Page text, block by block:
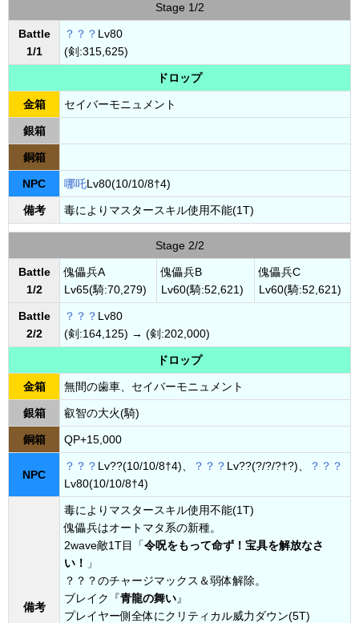
Stage 1/2
Battle
1/1
？？？ Lv80
(剣:315,625)
ドロップ
金箱 セイバーモニュメント
銀箱
銅箱
NPC 哪吒Lv80(10/10/8†4)
備考 毒によりマスタースキル使用不能(1T)
Stage 2/2
Battle
1/2
傀儡兵A
Lv65(騎:70,279)
傀儡兵B
Lv60(騎:52,621)
傀儡兵C
Lv60(騎:52,621)
Battle
2/2
？？？ Lv80
(剣:164,125) → (剣:202,000)
ドロップ
金箱 無間の歯車、セイバーモニュメント
銀箱 叡智の大火(騎)
銅箱 QP+15,000
NPC
？？？ Lv??(10/10/8†4)、 ？？？ Lv??(?/?/?†?)、
？？？
Lv80(10/10/8†4)
備考
毒によりマスタースキル使用不能(1T)
傀儡兵はオートマタ系の新種。
2wave敵1T目「令呪をもって命ず！宝具を解放なさ
い！
」
？？？のチャージマックス＆弱体解除。
ブレイク『青龍の舞い』
プレイヤー側全体にクリティカル威力ダウン(5T)